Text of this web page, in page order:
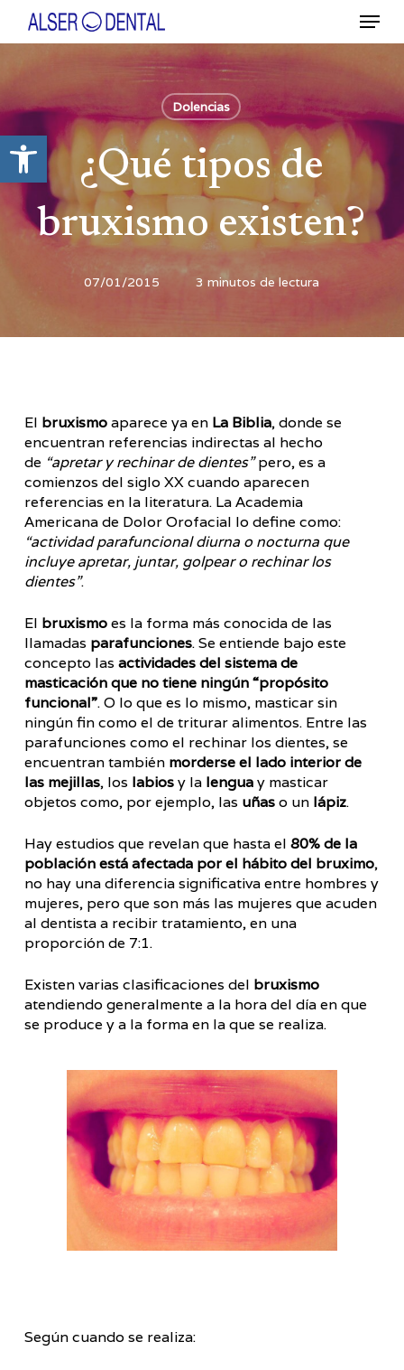
Abrir barra de herramientas
contenido
principal
Menú
Dolencias
¿Qué tipos de
bruxismo existen?
07/01/2015 3 minutos de lectura
El bruxismoaparece ya en La Biblia, donde se
encuentran referencias indirectas al hecho
de “apretar y rechinar de dientes”pero, es a
comienzos del siglo XX cuando aparecen
referencias en la literatura. La Academia
Americana de Dolor Orofacial lo define como:
“actividad parafuncional diurna o nocturna que
incluye apretar, juntar, golpear o rechinar los
dientes”.
El bruxismoes la forma más conocida de las
llamadas parafunciones. Se entiende bajo este
concepto las actividades del sistema de
masticación que no tiene ningún “propósito
funcional”. O lo que es lo mismo, masticar sin
ningún fin como el de triturar alimentos. Entre las
parafunciones como el rechinar los dientes, se
encuentran también morderse el lado interior de
las mejillas, los labiosy la lenguay masticar
objetos como, por ejemplo, las uñaso un lápiz.
Hay estudios que revelan que hasta el 80% de la
población está afectada por el hábito del bruximo,
no hay una diferencia significativa entre hombres y
mujeres, pero que son más las mujeres que acuden
al dentista a recibir tratamiento, en una
proporción de 7:1.
Existen varias clasificaciones del bruxismo
atendiendo generalmente a la hora del día en que
se produce y a la forma en la que se realiza.
Según cuando se realiza: